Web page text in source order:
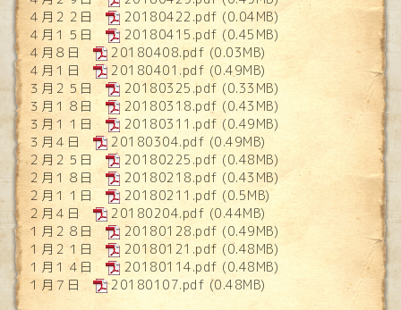
４月２２日
20180422.pdf (0.04MB)
４月１５日
20180415.pdf (0.45MB)
４月８日
20180408.pdf (0.03MB)
４月１日
20180401.pdf (0.49MB)
３月２５日
20180325.pdf (0.33MB)
３月１８日
20180318.pdf (0.43MB)
３月１１日
20180311.pdf (0.49MB)
３月４日
20180304.pdf (0.49MB)
２月２５日
20180225.pdf (0.48MB)
２月１８日
20180218.pdf (0.43MB)
２月１１日
20180211.pdf (0.5MB)
２月４日
20180204.pdf (0.44MB)
１月２８日
20180128.pdf (0.49MB)
１月２１日
20180121.pdf (0.48MB)
１月１４日
20180114.pdf (0.48MB)
１月７日
20180107.pdf (0.48MB)